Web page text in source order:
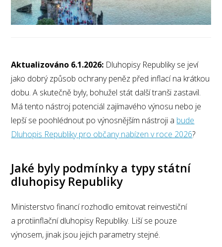
Aktualizováno 6.1.2026: Dluhopisy Republiky se jeví
jako dobrý způsob ochrany peněz před inflací na krátkou
dobu. A skutečně byly, bohužel stát další tranši zastavil.
Má tento nástroj potenciál zajímavého výnosu nebo je
lepší se poohlédnout po výnosnějším nástroji a bude
Dluhopis Republiky pro občany nabízen v roce 2026?
Jaké byly podmínky a typy státní
dluhopisy Republiky
Ministerstvo financí rozhodlo emitovat reinvestiční
a protiinflační dluhopisy Republiky. Liší se pouze
výnosem, jinak jsou jejich parametry stejné.